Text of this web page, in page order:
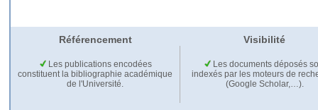
Référencement Visibilité
Les publications encodées
constituent la bibliographie académique
de l'Université.
Les documents déposés
indexés par les moteurs de
(Google Scholar,…).